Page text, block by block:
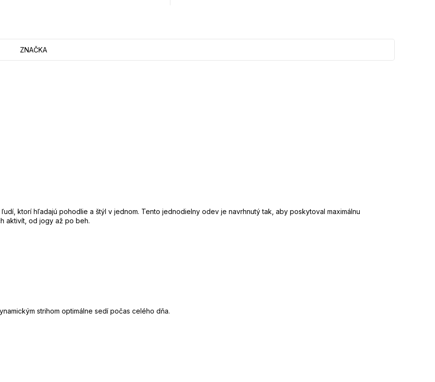
ZNAČKA
ktorí hľadajú pohodlie a štýl v jednom. Tento jednodielny odev je navrhnutý tak, aby poskytoval maximálnu
aktivít, od jogy až po beh.
strihom optimálne sedí počas celého dňa.